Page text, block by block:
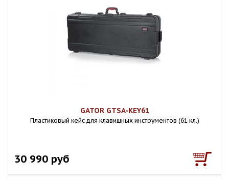
GATOR GTSA-KEY61
Пластиковый кейс для клавишных инструментов (61 кл.)
30 990 руб